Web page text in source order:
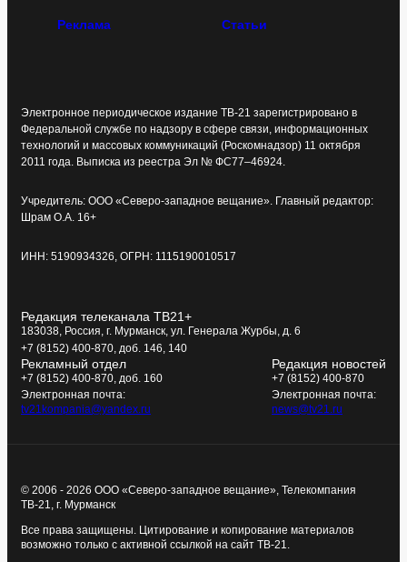
Реклама Статьи
Электронное периодическое издание ТВ-21 зарегистрировано в
Федеральной службе по надзору в сфере связи, информационных
технологий и массовых коммуникаций (Роскомнадзор) 11 октября
2011 года. Выписка из реестра Эл № ФС77–46924.
Учредитель: ООО «Северо-западное вещание». Главный редактор:
Шрам О.А. 16+
ИНН: 5190934326, ОГРН: 1115190010517
Редакция телеканала ТВ21+
183038, Россия, г. Мурманск, ул. Генерала Журбы, д. 6
+7 (8152) 400-870, доб. 146, 140
Рекламный отдел
+7 (8152) 400-870, доб. 160
Электронная почта:
tv21kompania@yandex.ru
Редакция новостей
+7 (8152) 400-870
Электронная почта:
news@tv21.ru
© 2006 - 2026 ООО «Северо-западное вещание», Телекомпания
ТВ-21, г. Мурманск
Все права защищены. Цитирование и копирование материалов
возможно только с активной ссылкой на сайт ТВ-21.